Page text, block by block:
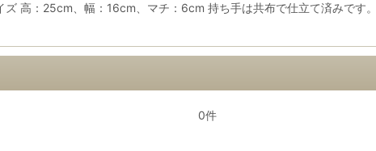
：25cm、幅：16cm、マチ：6cm 持ち手は共布で仕立て済みです
0件